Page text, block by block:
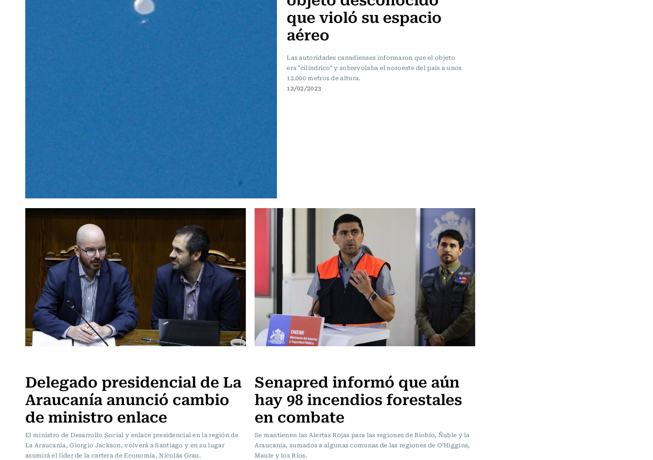
que violó su espacio
aéreo
Las autoridades canadienses informaron que el objeto
era "cilíndrico" y sobrevolaba el noroeste del país a unos
12.000 metros de altura.
12/02/2023
Delegado presidencial de La
Araucanía anunció cambio
de ministro enlace
El ministro de Desarrollo Social y enlace presidencial en la región de
La Araucanía, Giorgio Jackson, volverá a Santiago y en su lugar
asumirá el líder de la cartera de Economía, Nicolás Grau.
Senapred informó que aún
hay 98 incendios forestales
en combate
Se mantienen las Alertas Rojas para las regiones de Biobío, Ñuble y la
Araucanía, sumados a algunas comunas de las regiones de O’Higgins,
Maule y los Ríos.